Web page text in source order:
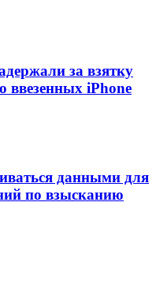
за взятку
ввезенных iPhone
данными для
по взысканию